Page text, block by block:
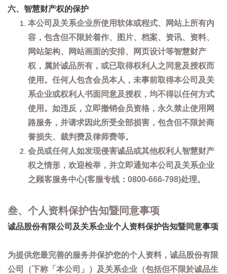
六、智慧财产权的保护
本公司及关系企业所使用软体或程式、网站上所有内
容，包含但不限於着作、图片、档案、资讯、资料、
网站架构、网站画面的安排、网页设计等智慧财产
权，属於诚品所有，或已取得权利人之同意及授权而
使用。任何人包含会员本人，未事前取得本公司及关
系企业或权利人书面同意及授权，均不得以任何方式
使用。如违反，立即撤销会员资格，永久禁止使用网
路服务，并请求因此所受全部损害，包含但不限於商
誉损失、裁判费及律师费等。
会员或任何人如发现侵害诚品或其他权利人智慧财产
权之情形，欢迎检举，并立即通知本公司及关系企业
之顾客服务中心(客服专线：0800-666-798)处理。
叁、个人资料保护告知暨同意事项
诚品股份有限公司及关系企业个人资料保护告知暨同意事项
为提供您最完善的服务并保护您的个人资料，诚品股份有限
公司（下称「本公司」）及关系企业（包括但不限於诚品生